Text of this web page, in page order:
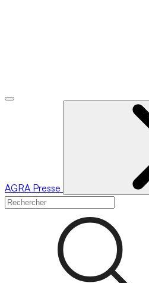
AGRA Presse